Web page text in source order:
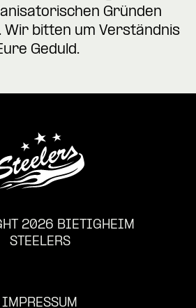
Gründen
Wir bitten um Verständnis
Geduld.
2026 BIETIGHEIM
STEELERS
IMPRESSUM